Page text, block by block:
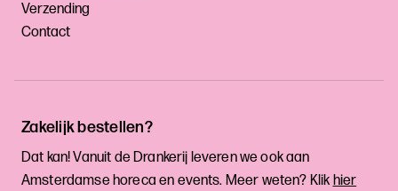
Zakelijk bestellen?
Dat kan! Vanuit de Drankerij leveren we ook aan
Amsterdamse horeca en events. Meer weten? Klikhier
Verzending
Contact